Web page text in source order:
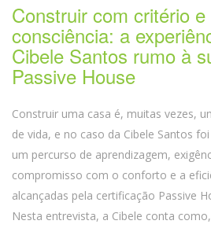
Construir com critério e
consciência: a
Cibele Santos rumo à
Passive House
Construir uma casa é, muitas vezes,
de vida, e no caso da Cibele Santos
um percurso de aprendizagem,
compromisso com o conforto e a
alcançadas pela certificação Passive
Nesta entrevista, a Cibele conta